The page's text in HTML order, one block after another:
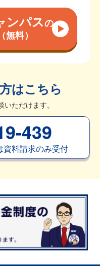
ンパスの
料）
はこちら
いただけます。
439
資料請求のみ受付